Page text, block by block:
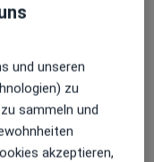
einer neuen
diesem
und unseren
zu
sammeln und
akzeptieren,